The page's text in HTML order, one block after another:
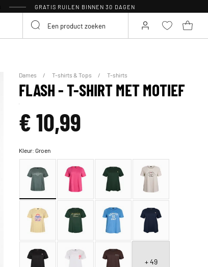
GRATIS RUILEN BINNEN 30 DAGEN
Dames T-shirts & Tops T-shirts
FLASH - T-SHIRT MET MOTIEF
€ 10,99
Kleur:Groen
+ 49